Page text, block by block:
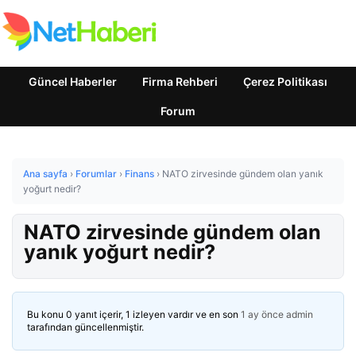
Güncel Haberler Firma Rehberi Çerez Politikası
Forum
Ana sayfa › Forumlar › Finans › NATO zirvesinde gündem olan yanık
yoğurt nedir?
NATO zirvesinde gündem olan
yanık yoğurt nedir?
Bu konu 0 yanıt içerir, 1 izleyen vardır ve en son 1 ay önce admin
tarafından güncellenmiştir.